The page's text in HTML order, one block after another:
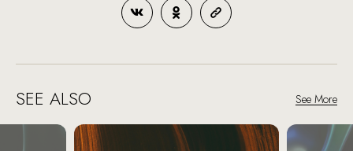
SEE ALSO See More